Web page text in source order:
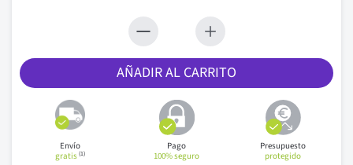
AÑADIR AL CARRITO
Envío
gratis(1)
Pago
100% seguro
Presupuesto
protegido